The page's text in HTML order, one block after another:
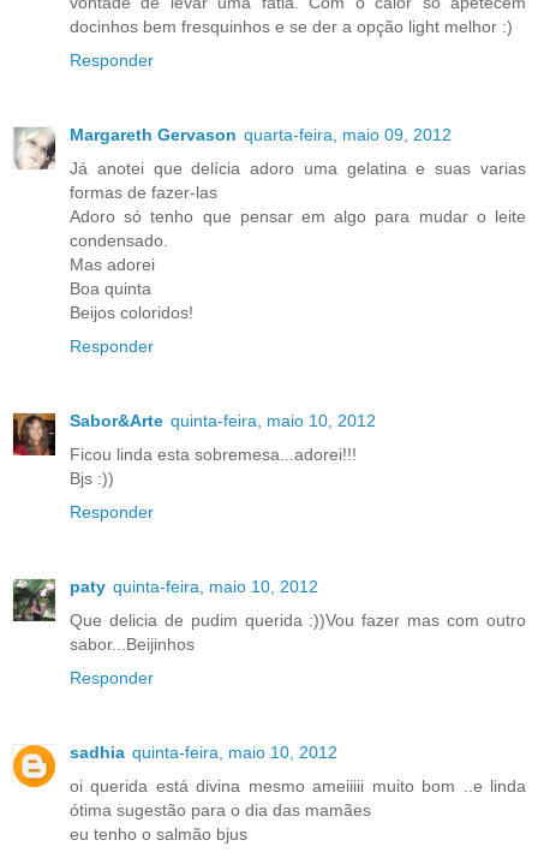
docinhos bem fresquinhos e se der a opção light melhor :)
Responder
Margareth Gervason quarta-feira, maio 09, 2012
Já anotei que delícia adoro uma gelatina e suas varias
formas de fazer-las
Adoro só tenho que pensar em algo para mudar o leite
condensado.
Mas adorei
Boa quinta
Beijos coloridos!
Responder
Sabor&Arte quinta-feira, maio 10, 2012
Ficou linda esta sobremesa...adorei!!!
Bjs :))
Responder
paty quinta-feira, maio 10, 2012
Que delicia de pudim querida :))Vou fazer mas com outro
sabor...Beijinhos
Responder
sadhia quinta-feira, maio 10, 2012
oi querida está divina mesmo ameiiiii muito bom ..e linda
ótima sugestão para o dia das mamães
eu tenho o salmão bjus